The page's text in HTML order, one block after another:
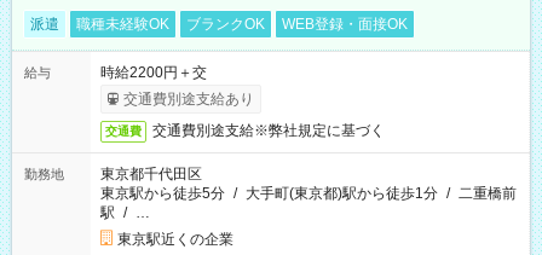
派遣 職種未経験OK ブランクOK WEB登録・面接OK
給与
時給2200円＋交
交通費別途支給あり
交通費 交通費別途支給※弊社規定に基づく
勤務地
東京都千代田区
東京駅から徒歩5分 / 大手町(東京都)駅から徒歩1分 / 二重橋前
駅 / …
東京駅近くの企業